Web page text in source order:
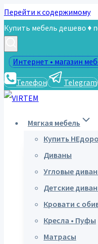
Перейти к содержимому
Купить мебель дешево ♦
Интернет • магазин
Телефон Telegram
Мягкая мебель
Купить
Диваны
Угловые
Детские
Кровати с
Кресла • Пуфы
Матрасы